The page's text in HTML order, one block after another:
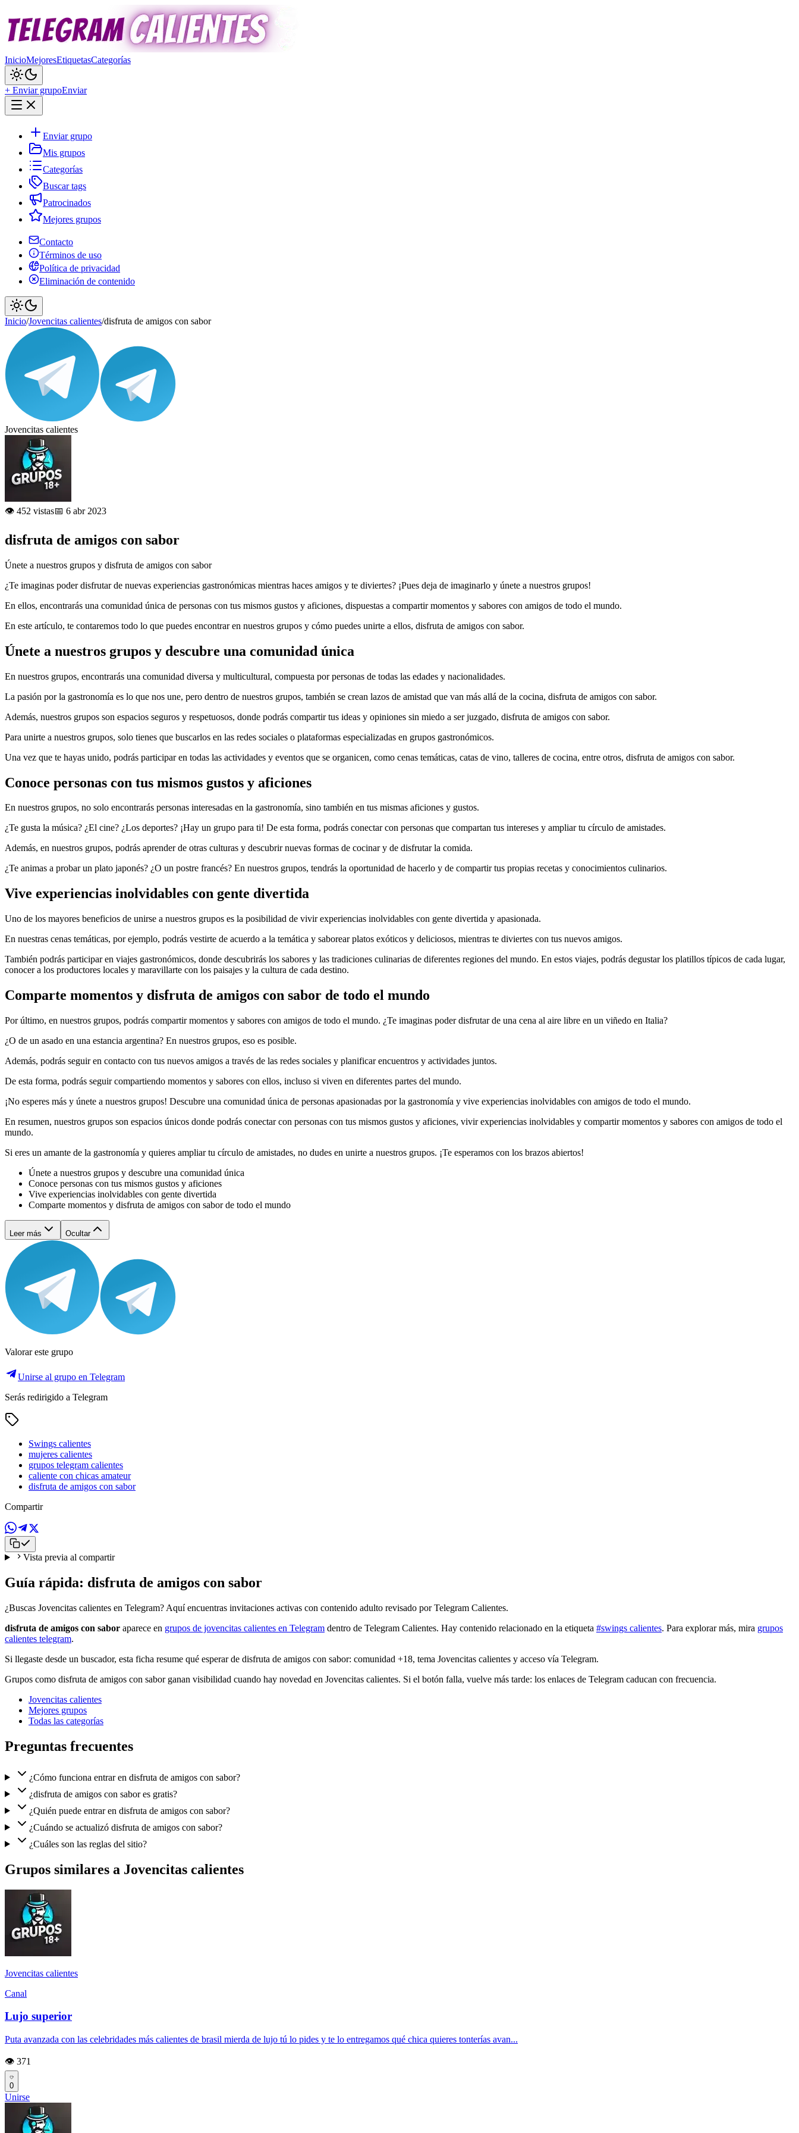
InicioMejoresEtiquetasCategorías
+ Enviar grupoEnviar
Enviar grupo
Mis grupos
Categorías
Buscar tags
Patrocinados
Mejores grupos
Contacto
Términos de uso
Política de privacidad
Eliminación de contenido
Inicio/Jovencitas calientes/disfruta de amigos con sabor
Jovencitas calientes
👁️ 452 vistas📅 6 abr 2023
disfruta de amigos con sabor
Únete a nuestros grupos y disfruta de amigos con sabor
¿Te imaginas poder disfrutar de nuevas experiencias gastronómicas mientras haces amigos y te diviertes? ¡Pues deja de imaginarlo y únete a nuestros grupos!
En ellos, encontrarás una comunidad única de personas con tus mismos gustos y aficiones, dispuestas a compartir momentos y sabores con amigos de todo el mundo.
En este artículo, te contaremos todo lo que puedes encontrar en nuestros grupos y cómo puedes unirte a ellos, disfruta de amigos con sabor.
Únete a nuestros grupos y descubre una comunidad única
En nuestros grupos, encontrarás una comunidad diversa y multicultural, compuesta por personas de todas las edades y nacionalidades.
La pasión por la gastronomía es lo que nos une, pero dentro de nuestros grupos, también se crean lazos de amistad que van más allá de la cocina, disfruta de amigos con sabor.
Además, nuestros grupos son espacios seguros y respetuosos, donde podrás compartir tus ideas y opiniones sin miedo a ser juzgado, disfruta de amigos con sabor.
Para unirte a nuestros grupos, solo tienes que buscarlos en las redes sociales o plataformas especializadas en grupos gastronómicos.
Una vez que te hayas unido, podrás participar en todas las actividades y eventos que se organicen, como cenas temáticas, catas de vino, talleres de cocina, entre otros, disfruta de amigos con sabor.
Conoce personas con tus mismos gustos y aficiones
En nuestros grupos, no solo encontrarás personas interesadas en la gastronomía, sino también en tus mismas aficiones y gustos.
¿Te gusta la música? ¿El cine? ¿Los deportes? ¡Hay un grupo para ti! De esta forma, podrás conectar con personas que compartan tus intereses y ampliar tu círculo de amistades.
Además, en nuestros grupos, podrás aprender de otras culturas y descubrir nuevas formas de cocinar y de disfrutar la comida.
¿Te animas a probar un plato japonés? ¿O un postre francés? En nuestros grupos, tendrás la oportunidad de hacerlo y de compartir tus propias recetas y conocimientos culinarios.
Vive experiencias inolvidables con gente divertida
Uno de los mayores beneficios de unirse a nuestros grupos es la posibilidad de vivir experiencias inolvidables con gente divertida y apasionada.
En nuestras cenas temáticas, por ejemplo, podrás vestirte de acuerdo a la temática y saborear platos exóticos y deliciosos, mientras te diviertes con tus nuevos amigos.
También podrás participar en viajes gastronómicos, donde descubrirás los sabores y las tradiciones culinarias de diferentes regiones del mundo. En estos viajes, podrás degustar los platillos típicos de cada lugar,
conocer a los productores locales y maravillarte con los paisajes y la cultura de cada destino.
Comparte momentos y disfruta de amigos con sabor de todo el mundo
Por último, en nuestros grupos, podrás compartir momentos y sabores con amigos de todo el mundo. ¿Te imaginas poder disfrutar de una cena al aire libre en un viñedo en Italia?
¿O de un asado en una estancia argentina? En nuestros grupos, eso es posible.
Además, podrás seguir en contacto con tus nuevos amigos a través de las redes sociales y planificar encuentros y actividades juntos.
De esta forma, podrás seguir compartiendo momentos y sabores con ellos, incluso si viven en diferentes partes del mundo.
¡No esperes más y únete a nuestros grupos! Descubre una comunidad única de personas apasionadas por la gastronomía y vive experiencias inolvidables con amigos de todo el mundo.
En resumen, nuestros grupos son espacios únicos donde podrás conectar con personas con tus mismos gustos y aficiones, vivir experiencias inolvidables y compartir momentos y sabores con amigos de todo el
mundo.
Si eres un amante de la gastronomía y quieres ampliar tu círculo de amistades, no dudes en unirte a nuestros grupos. ¡Te esperamos con los brazos abiertos!
Únete a nuestros grupos y descubre una comunidad única
Conoce personas con tus mismos gustos y aficiones
Vive experiencias inolvidables con gente divertida
Comparte momentos y disfruta de amigos con sabor de todo el mundo
Leer más Ocultar
Valorar este grupo
Unirse al grupo en Telegram
Serás redirigido a Telegram
Swings calientes
mujeres calientes
grupos telegram calientes
caliente con chicas amateur
disfruta de amigos con sabor
Compartir
Vista previa al compartir
Guía rápida: disfruta de amigos con sabor
¿Buscas Jovencitas calientes en Telegram? Aquí encuentras invitaciones activas con contenido adulto revisado por Telegram Calientes.
disfruta de amigos con sabor aparece en grupos de jovencitas calientes en Telegram dentro de Telegram Calientes. Hay contenido relacionado en la etiqueta #swings calientes. Para explorar más, mira grupos
calientes telegram.
Si llegaste desde un buscador, esta ficha resume qué esperar de disfruta de amigos con sabor: comunidad +18, tema Jovencitas calientes y acceso vía Telegram.
Grupos como disfruta de amigos con sabor ganan visibilidad cuando hay novedad en Jovencitas calientes. Si el botón falla, vuelve más tarde: los enlaces de Telegram caducan con frecuencia.
Jovencitas calientes
Mejores grupos
Todas las categorías
Preguntas frecuentes
¿Cómo funciona entrar en disfruta de amigos con sabor?
¿disfruta de amigos con sabor es gratis?
¿Quién puede entrar en disfruta de amigos con sabor?
¿Cuándo se actualizó disfruta de amigos con sabor?
¿Cuáles son las reglas del sitio?
Grupos similares a Jovencitas calientes
Jovencitas calientes
Canal
Lujo superior
Puta avanzada con las celebridades más calientes de brasil mierda de lujo tú lo pides y te lo entregamos qué chica quieres tonterías avan...
👁️ 371
0
Unirse